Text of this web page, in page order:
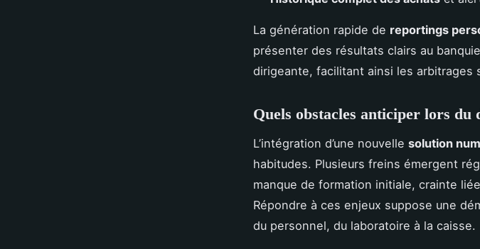
La génération rapide de reportings
présenter des résultats clairs au
dirigeante, facilitant ainsi les arbitrages
Quels obstacles anticiper lors du
L’intégration d’une nouvelle solution
habitudes. Plusieurs freins émergent
manque de formation initiale, crainte
Répondre à ces enjeux suppose une
du personnel, du laboratoire à la caisse.